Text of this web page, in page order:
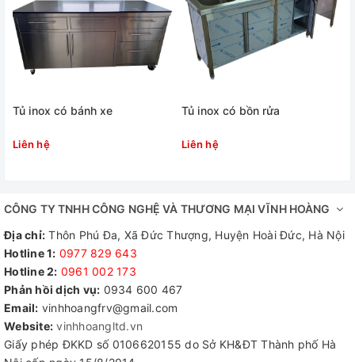
Ưu điểm của sản phẩm tủ inox
cửa lùa
-Được làm từ inox 304/ inox 201 tủ có khả năng kháng
sử dụng trong các khu chế biến thực phẩm của các bếp
-Kết cấu bền đẹp chắc chắn, tủ có thể tải trọng từ 200
- 400kg tùy vào kích thước
-Thời gian sử dụng lâu từ 15 - 20 năm. Phần lớn tủ sẽ
không hỏng mà thường khách hàng thích đổi một chiếc
mới hơn.
-Khả năng thanh lý tốt, nếu khách hàng muốn đổi lên
Tủ inox có bánh xe
Liên hệ
Tủ inox có bồn rửa
Liên hệ
CÔNG TY TNHH CÔNG NGHỆ VÀ THƯƠNG MẠI VĨNH HOÀNG
Địa chỉ: Thôn Phú Đa, Xã Đức Thượng, Huyện Hoài Đức, Hà Nội
Hotline 1: 0977 829 643
Hotline 2: 0961 002 173​
Phản hồi dịch vụ: 0934 600 467
Email: vinhhoangfrv@gmail.com
Website: vinhhoangltd.vn
Giấy phép ĐKKD số 0106620155 do Sở KH&ĐT Thành phố Hà